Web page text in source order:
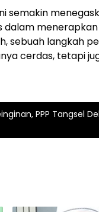
semakin
dalam
sebuah langkah
cerdas, tetapi
PPP Tangsel